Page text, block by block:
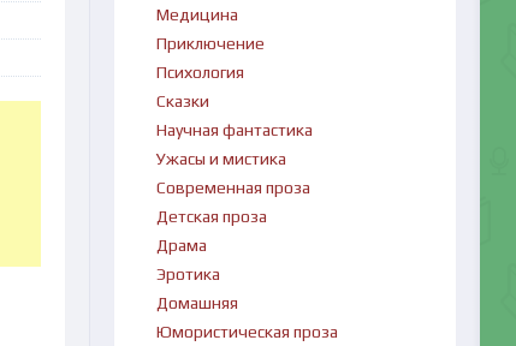
Медицина
Приключение
Психология
Сказки
Научная фантастика
Ужасы и мистика
Современная проза
Детская проза
Драма
Эротика
Домашняя
Юмористическая проза